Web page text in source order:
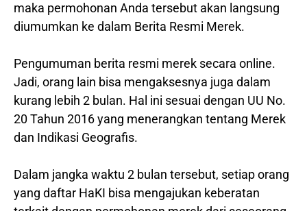
maka permohonan Anda tersebut akan langsung
diumumkan ke dalam Berita Resmi Merek.
Pengumuman berita resmi merek secara online.
Jadi, orang lain bisa mengaksesnya juga dalam
kurang lebih 2 bulan. Hal ini sesuai dengan UU No.
20 Tahun 2016 yang menerangkan tentang Merek
dan Indikasi Geografis.
Dalam jangka waktu 2 bulan tersebut, setiap orang
yang daftar HaKI bisa mengajukan keberatan